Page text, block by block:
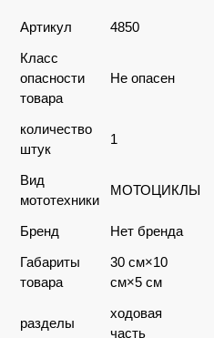
Артикул
4850
Класс
опасности
товара
Не опасен
количество
штук
1
Вид
мототехники
МОТОЦИКЛЫ
Бренд
Нет бренда
Габариты
товара
30 см×10
см×5 см
разделы
ходовая
часть